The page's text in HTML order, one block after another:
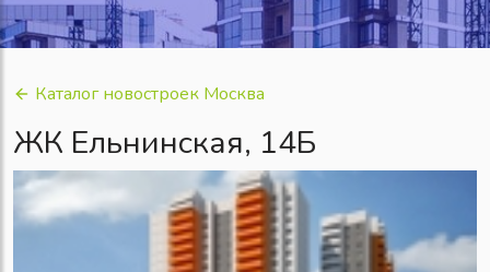
Каталог новостроек Москва
ЖК Ельнинская, 14Б